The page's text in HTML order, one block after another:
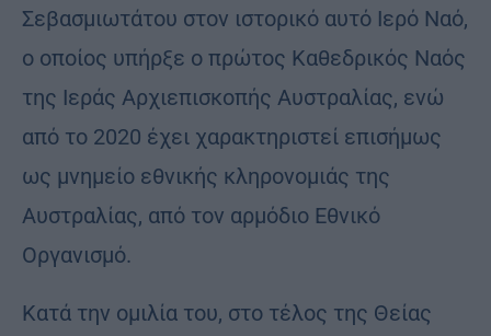
Σεβασμιωτάτου στον ιστορικό αυτό Ιερό Ναό,
ο οποίος υπήρξε ο πρώτος Καθεδρικός Ναός
της Ιεράς Αρχιεπισκοπής Αυστραλίας, ενώ
από το 2020 έχει χαρακτηριστεί επισήμως
ως μνημείο εθνικής κληρονομιάς της
Αυστραλίας, από τον αρμόδιο Εθνικό
Οργανισμό.
Κατά την ομιλία του, στο τέλος της Θείας